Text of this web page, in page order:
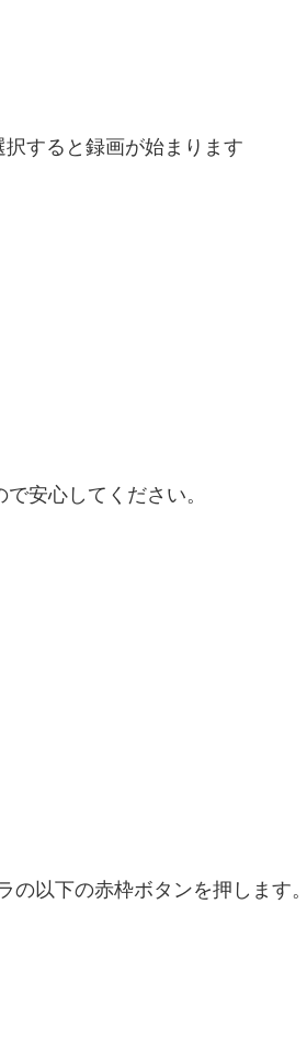
すると録画が始まります
安心してください。
以下の赤枠ボタンを押します。